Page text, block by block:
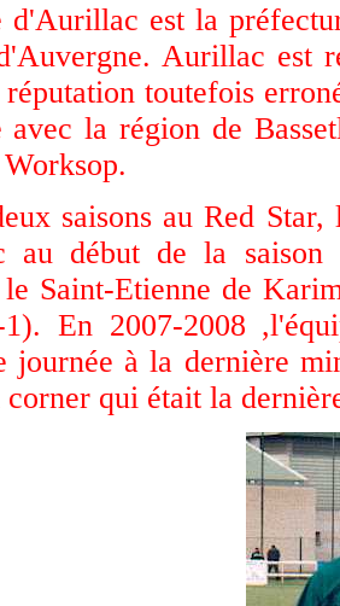
est la
Aurillac est
réputation toutefois
avec la région de
saisons au Red
au début de la saison
Saint-Etienne de
En 2007-2008
journée à la dernière
corner qui était la